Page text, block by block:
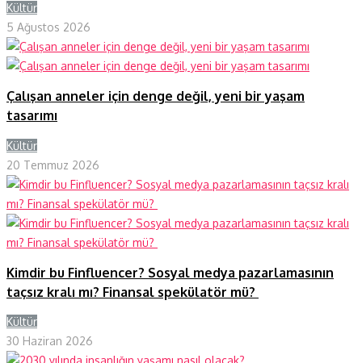
Kültür
5 Ağustos 2026
Çalışan anneler için denge değil, yeni bir yaşam
tasarımı
Kültür
20 Temmuz 2026
Kimdir bu Finfluencer? Sosyal medya pazarlamasının
taçsız kralı mı? Finansal spekülatör mü?
Kültür
30 Haziran 2026